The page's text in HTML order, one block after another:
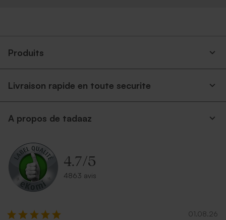
Enveloppe fuchsia tendance
Produits
Livraison rapide en toute securite
A propos de tadaaz
4.7/5
4863 avis
01.08.26